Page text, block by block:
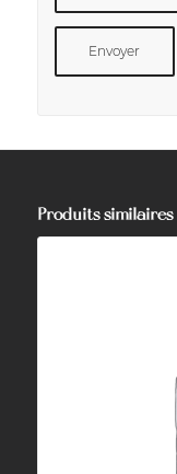
Produits similaires